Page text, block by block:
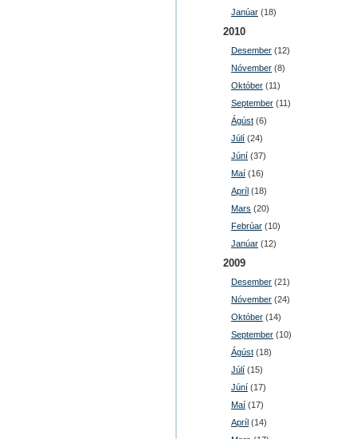
Janúar (18)
2010
Desember (12)
Nóvember (8)
Október (11)
September (11)
Ágúst (6)
Júlí (24)
Júní (37)
Maí (16)
Apríl (18)
Mars (20)
Febrúar (10)
Janúar (12)
2009
Desember (21)
Nóvember (24)
Október (14)
September (10)
Ágúst (18)
Júlí (15)
Júní (17)
Maí (17)
Apríl (14)